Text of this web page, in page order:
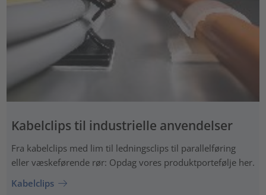
Kabelclips til industrielle anvendelser
Fra kabelclips med lim til ledningsclips til parallelføring
eller væskeførende rør: Opdag vores produktportefølje her.
Kabelclips